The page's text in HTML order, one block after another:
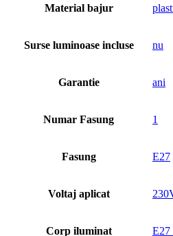
Material bajur
Surse luminoase incluse nu
Garantie ani
Numar Fasung 1
Fasung E27
Voltaj aplicat
Corp iluminat